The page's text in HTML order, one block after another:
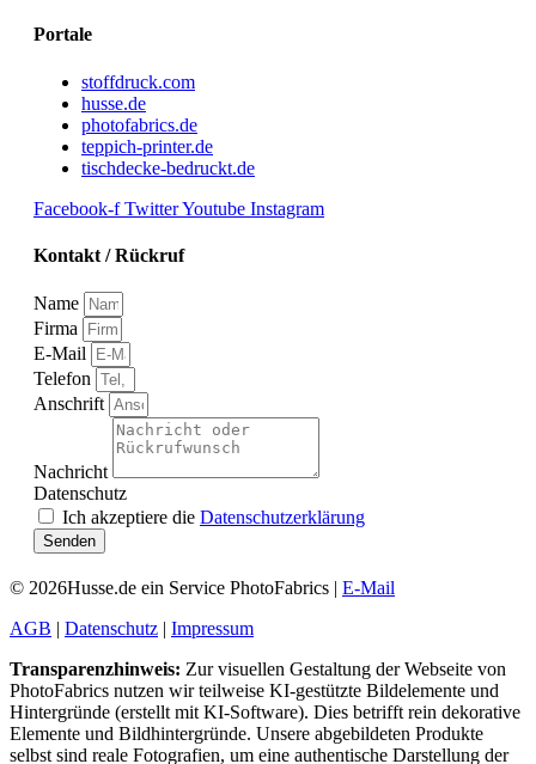
Portale
stoffdruck.com
husse.de
photofabrics.de
teppich-printer.de
tischdecke-bedruckt.de
Facebook-f TwitterYoutube Instagram
Kontakt / Rückruf
Name
Firma
E-Mail
Telefon
Anschrift
Nachricht
Datenschutz
Ich akzeptiere die Datenschutzerklärung
Senden
© 2026Husse.de ein Service PhotoFabrics | E-Mail
AGB | Datenschutz | Impressum
Transparenzhinweis: Zur visuellen Gestaltung der Webseite von
PhotoFabrics nutzen wir teilweise KI-gestützte Bildelemente und
Hintergründe (erstellt mit KI-Software). Dies betrifft rein dekorative
Elemente und Bildhintergründe. Unsere abgebildeten Produkte
selbst sind reale Fotografien, um eine authentische Darstellung der